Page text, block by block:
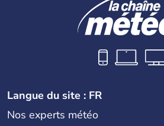
Langue du site : FR
Nos experts météo